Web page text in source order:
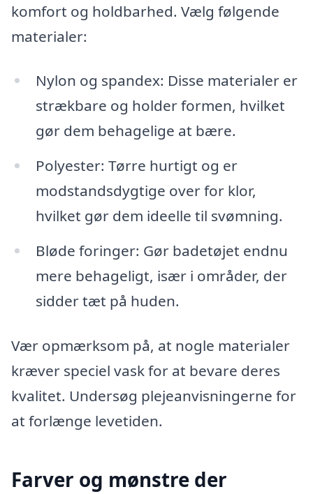
komfort og holdbarhed. Vælg følgende
materialer:
Nylon og spandex: Disse materialer er
strækbare og holder formen, hvilket
gør dem behagelige at bære.
Polyester: Tørre hurtigt og er
modstandsdygtige over for klor,
hvilket gør dem ideelle til svømning.
Bløde foringer: Gør badetøjet endnu
mere behageligt, især i områder, der
sidder tæt på huden.
Vær opmærksom på, at nogle materialer
kræver speciel vask for at bevare deres
kvalitet. Undersøg plejeanvisningerne for
at forlænge levetiden.
Farver og mønstre der